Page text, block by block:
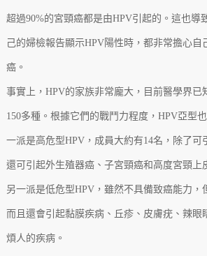
超過90%的宮頸癌都是由HPV引起的。這也導
己的婦檢報告顯示HPV陽性時，都非常擔心自
癌。
事實上，HPV的家族非常龐大，目前醫學界已
150多種。根據它們的戰鬥力程度，HPV亞型也
一派是高危型HPV，成員大約有14名，除了可
還可引起外生殖器癌、子宮頸癌和高度宮頸上
另一派是低危型HPV，雖然不具備致癌能力，
而且還會引起黏膜疾病、丘疹、皮膚疣、辣眼
煩人的疾病。